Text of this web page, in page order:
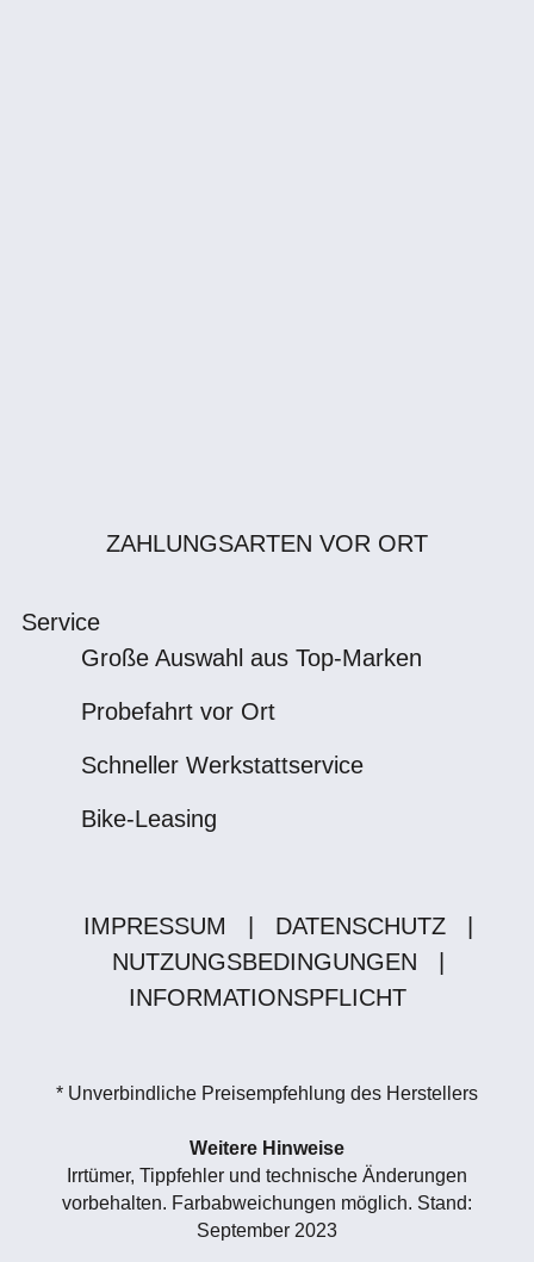
ZAHLUNGSARTEN VOR ORT
Service
Große Auswahl aus Top-Marken
Probefahrt vor Ort
Schneller Werkstattservice
Bike-Leasing
IMPRESSUM DATENSCHUTZ
NUTZUNGSBEDINGUNGEN
INFORMATIONSPFLICHT
* Unverbindliche Preisempfehlung des Herstellers
Weitere Hinweise
Irrtümer, Tippfehler und technische Änderungen
vorbehalten. Farbabweichungen möglich. Stand:
September 2023